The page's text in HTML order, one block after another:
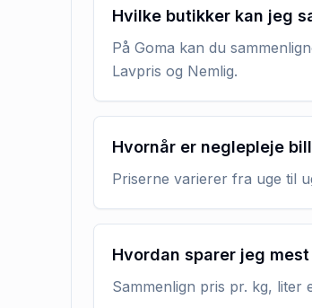
Hvilke butikker kan jeg
På Goma kan du
Lavpris og Nemlig.
Hvornår er neglepleje
Priserne varierer fra uge til
Hvordan sparer jeg
Sammenlign pris pr. kg,